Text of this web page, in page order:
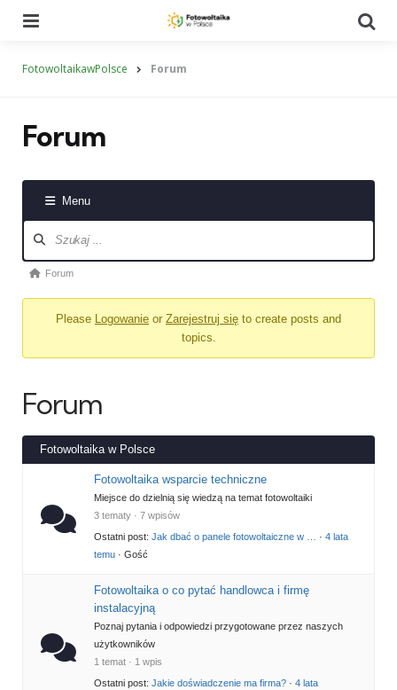
FotowoltaikawPolsce Forum
Forum
Menu
forum
Ścieżka
Forum
Please Logowanie or Zarejestruj się to create posts and
topics.
Forum
Fotowoltaika w Polsce
Fotowoltaika wsparcie techniczne
Miejsce do dzielnią się wiedzą na temat fotowoltaiki
3 tematy · 7 wpisów
Ostatni post: Jak dbać o panele fotowoltaiczne w … · 4 lata
temu · Gość
Fotowoltaika o co pytać handlowca i firmę
instalacyjną
Poznaj pytania i odpowiedzi przygotowane przez naszych
użytkowników
1 temat · 1 wpis
Ostatni post: Jakie doświadczenie ma firma? · 4 lata